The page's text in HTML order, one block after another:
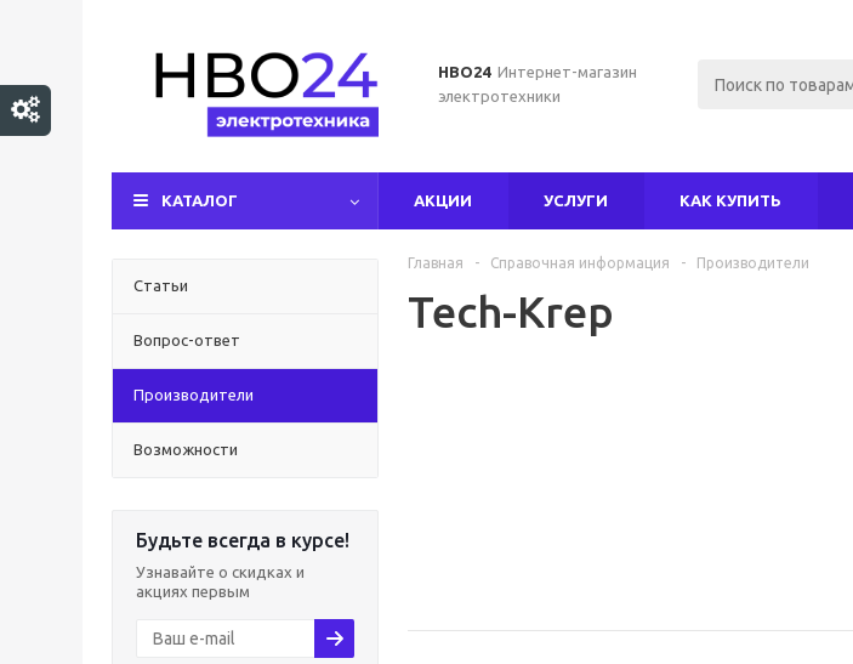
НВО24 Интернет-магазин
электротехники
КАТАЛОГ АКЦИИ УСЛУГИ КАК КУПИТЬ
Статьи
Вопрос-ответ
Производители
Возможности
Будьте всегда в курсе!
Узнавайте о скидках и
акциях первым
Главная - Справочная информация - Производители
Tech-Krep